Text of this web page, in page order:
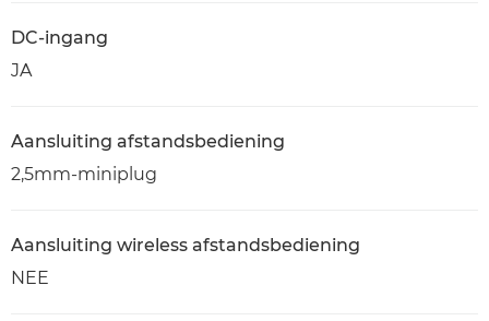
DC-ingang
JA
Aansluiting afstandsbediening
2,5mm-miniplug
Aansluiting wireless afstandsbediening
NEE